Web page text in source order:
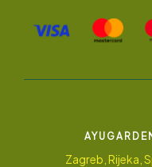
Zagreb, Rijeka,